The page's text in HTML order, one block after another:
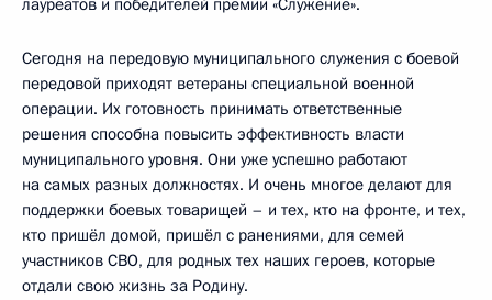
Сегодня на передовую муниципального служения с боевой
передовой приходят ветераны специальной военной
операции. Их готовность принимать ответственные
решения способна повысить эффективность власти
муниципального уровня. Они уже успешно работают
на самых разных должностях. И очень многое делают для
поддержки боевых товарищей – и тех, кто на фронте, и тех,
кто пришёл домой, пришёл с ранениями, для семей
участников СВО, для родных тех наших героев, которые
отдали свою жизнь за Родину.